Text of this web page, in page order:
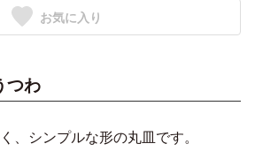
お気に入り
つわ
、シンプルな形の丸皿です。